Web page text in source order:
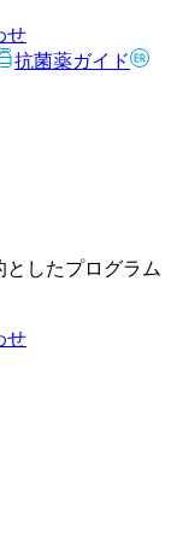
せ
抗菌薬ガイド
したプログラム
せ